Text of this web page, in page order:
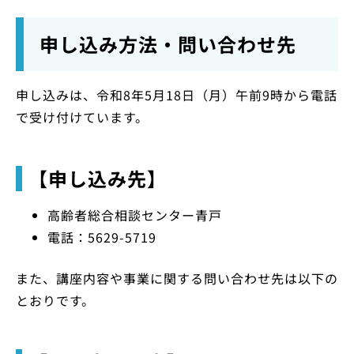
申し込み方法・問い合わせ先
申し込みは、令和8年5月18日（月）午前9時から電話
で受け付けています。
【申し込み先】
高齢者総合相談センター青戸
電話：5629-5719
また、講座内容や事業に関する問い合わせ先は以下の
とおりです。